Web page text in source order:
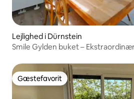
Lejlighed i Dürnstein
Smile Gylden buket –
Gæstefavorit
Gæstefavorit